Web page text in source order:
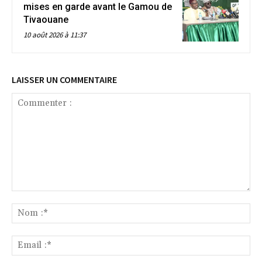
mises en garde avant le Gamou de
Tivaouane
10 août 2026 à 11:37
LAISSER UN COMMENTAIRE
:*
:*